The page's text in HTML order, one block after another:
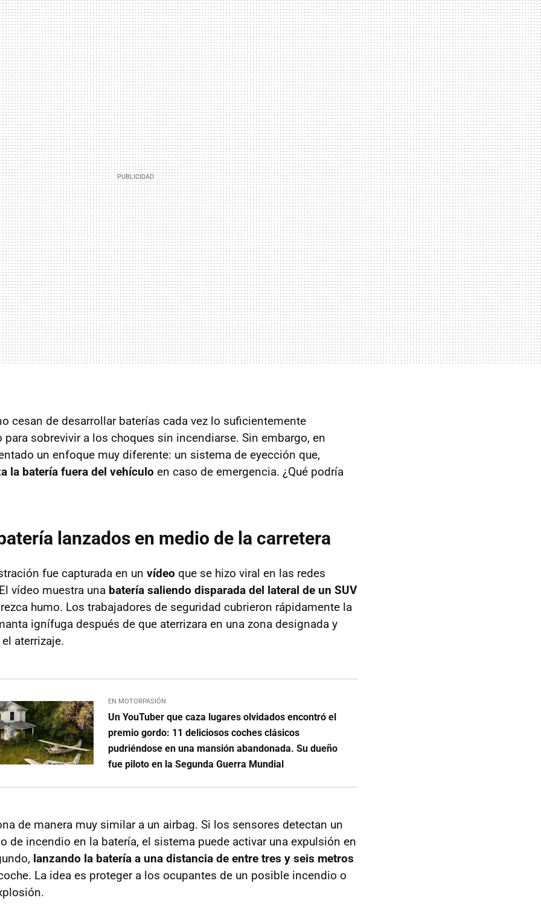
cesan de desarrollar baterías cada vez lo suficientemente
sobrevivir a los choques sin incendiarse. Sin embargo, en
un enfoque muy diferente: un sistema de eyección que,
la batería fuera del vehículo en caso de emergencia. ¿Qué podría
lanzados en medio de la carretera
fue capturada en un vídeo que se hizo viral en las redes
vídeo muestra una batería saliendo disparada del lateral de un SUV
humo. Los trabajadores de seguridad cubrieron rápidamente la
ignífuga después de que aterrizara en una zona designada y
aterrizaje.
EN MOTORPASIÓN
Un YouTuber que caza lugares olvidados encontró el
premio gordo: 11 deliciosos coches clásicos
pudriéndose en una mansión abandonada. Su dueño
fue piloto en la Segunda Guerra Mundial
de manera muy similar a un airbag. Si los sensores detectan un
de incendio en la batería, el sistema puede activar una expulsión en
lanzando la batería a una distancia de entre tres y seis metros
La idea es proteger a los ocupantes de un posible incendio o